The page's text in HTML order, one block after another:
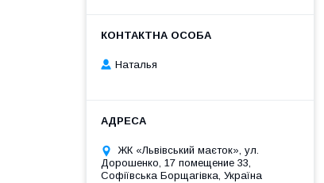
Наталья
ЖК «Львівський маєток», ул.
Дорошенко, 17 помещение 33,
Софіївська Борщагівка, Україна